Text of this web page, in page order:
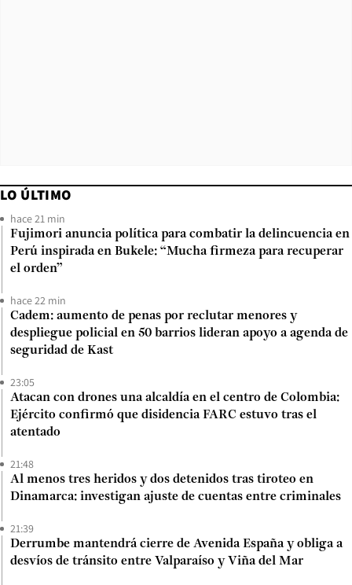
LO ÚLTIMO
hace 21 min
Fujimori anuncia política para combatir la delincuencia en
Perú inspirada en Bukele: “Mucha firmeza para recuperar
el orden”
hace 22 min
Cadem: aumento de penas por reclutar menores y
despliegue policial en 50 barrios lideran apoyo a agenda de
seguridad de Kast
23:05
Atacan con drones una alcaldía en el centro de Colombia:
Ejército confirmó que disidencia FARC estuvo tras el
atentado
21:48
Al menos tres heridos y dos detenidos tras tiroteo en
Dinamarca: investigan ajuste de cuentas entre criminales
21:39
Derrumbe mantendrá cierre de Avenida España y obliga a
desvíos de tránsito entre Valparaíso y Viña del Mar